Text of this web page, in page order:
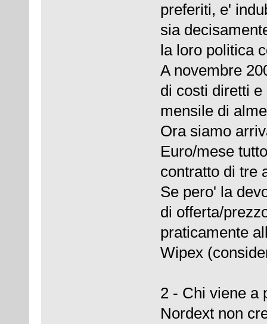
preferiti, e'
sia
la loro politica
A novembre
di costi diretti
mensile di
Ora siamo
Euro/mese
contratto di tre
Se pero' la
di offerta/
praticamente
Wipex
2 - Chi viene a
Nordext non